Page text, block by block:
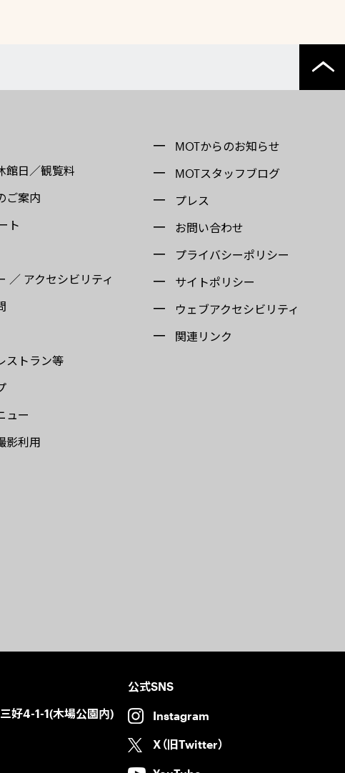
館日／観覧料
ご案内
ト
／ アクセシビリティ
ストラン等
ュー
影利用
MOTからのお知らせ
MOTスタッフブログ
プレス
お問い合わせ
プライバシーポリシー
サイトポリシー
ウェブアクセシビリティ
関連リンク
好4-1-1(木場公園内)
公式SNS
Instagram
X（旧Twitter）